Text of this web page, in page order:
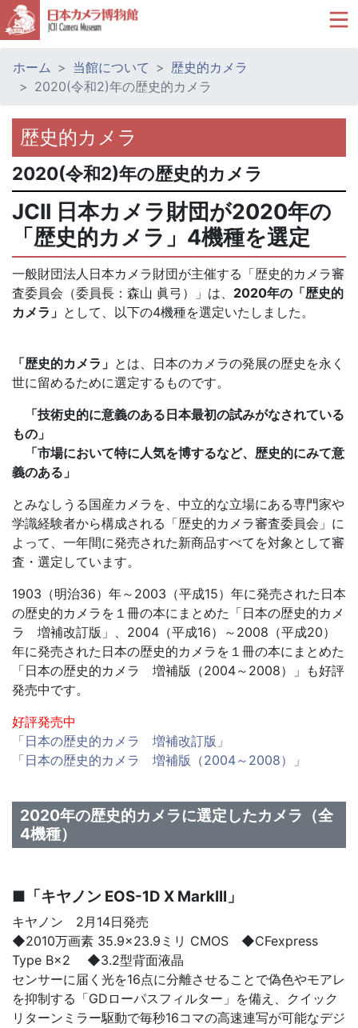
ホーム 当館について
歴史的カメラ
2020(令和2)年の歴史的カメラ
歴史的カメラ
2020(令和2)年の歴史的カメラ
JCII 日本カメラ財団が2020年の
「歴史的カメラ」4機種を選定
一般財団法人日本カメラ財団が主催する「歴史的カメラ審
査委員会（委員長：森山 眞弓）」は、 2020年の「歴史的
カメラ」 として、以下の4機種を選定いたしました。
「歴史的カメラ」 とは、日本のカメラの発展の歴史を永く
世に留めるために選定するものです。
「技術史的に意義のある日本最初の試みがなされている
もの」
「市場において特に人気を博するなど、歴史的にみて意
義のある」
とみなしうる国産カメラを、中立的な立場にある専門家や
学識経験者から構成される「歴史的カメラ審査委員会」に
よって、一年間に発売された新商品すべてを対象として審
査・選定しています。
1903（明治36）年～2003（平成15）年に発売された日本
の歴史的カメラを１冊の本にまとめた「日本の歴史的カメ
ラ 増補改訂版」、2004（平成16）～2008（平成20）
年に発売された日本の歴史的カメラを１冊の本にまとめた
「日本の歴史的カメラ 増補版（2004～2008）」も好評
発売中です。
好評発売中
「日本の歴史的カメラ 増補改訂版」
「日本の歴史的カメラ 増補版（2004～2008）」
2020年の歴史的カメラに選定したカメラ（全
4機種）
■「キヤノン EOS-1D X MarkIII」
キヤノン 2月14日発売
◆2010万画素 35.9×23.9ミリ CMOS ◆CFexpress
Type B×2 ◆3.2型背面液晶
センサーに届く光を16点に分離させることで偽色やモアレ
を抑制する「GDローパスフィルター」を備え、クイック
リターンミラー駆動で毎秒16コマの高速連写が可能なデジ